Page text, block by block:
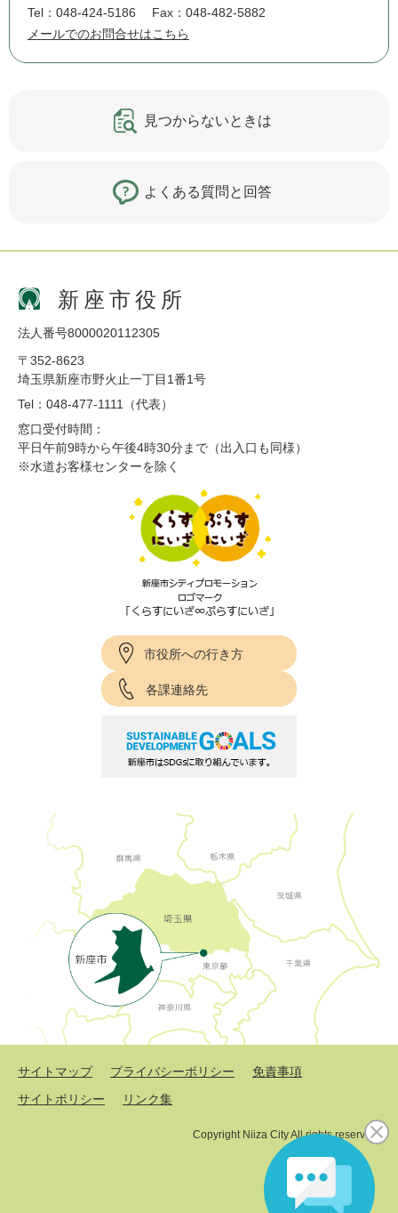
Tel：048-424-5186
Fax：048-482-5882
メールでのお問合せはこちら
見つからないときは
よくある質問と回答
新座市役所
法人番号8000020112305
〒352-8623
埼玉県新座市野火止一丁目1番1号
Tel：048-477-1111（代表）
窓口受付時間：
平日午前9時から午後4時30分まで（出入口も同様）
※水道お客様センターを除く
市役所への行き方
各課連絡先
サイトマップ プライバシーポリシー
免責事項
サイトポリシー
リンク集
Copyright Niiza City All rights reserved.